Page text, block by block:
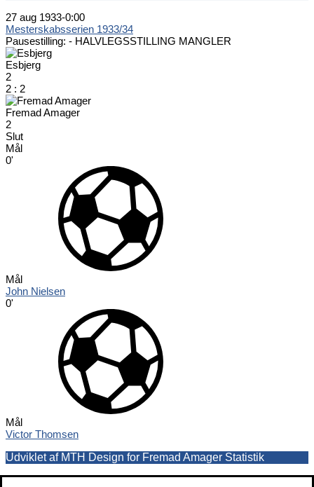
27 aug 1933-0:00
Mesterskabsserien 1933/34
Pausestilling: - HALVLEGSSTILLING MANGLER
Esbjerg
2
2 : 2
Fremad Amager
2
Slut
Mål
0'
Mål
John Nielsen
0'
Mål
Victor Thomsen
Udviklet af MTH Design for Fremad Amager Statistik